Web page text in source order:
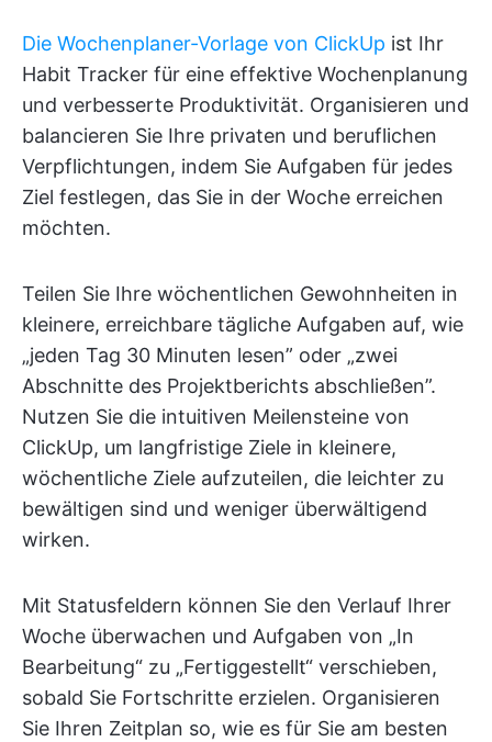
Die Wochenplaner-Vorlage von ClickUp ist Ihr
Habit Tracker für eine effektive Wochenplanung
und verbesserte Produktivität. Organisieren und
balancieren Sie Ihre privaten und beruflichen
Verpflichtungen, indem Sie Aufgaben für jedes
Ziel festlegen, das Sie in der Woche erreichen
möchten.
Teilen Sie Ihre wöchentlichen Gewohnheiten in
kleinere, erreichbare tägliche Aufgaben auf, wie
„jeden Tag 30 Minuten lesen” oder „zwei
Abschnitte des Projektberichts abschließen”.
Nutzen Sie die intuitiven Meilensteine von
ClickUp, um langfristige Ziele in kleinere,
wöchentliche Ziele aufzuteilen, die leichter zu
bewältigen sind und weniger überwältigend
wirken.
Mit Statusfeldern können Sie den Verlauf Ihrer
Woche überwachen und Aufgaben von „In
Bearbeitung“ zu „Fertiggestellt“ verschieben,
sobald Sie Fortschritte erzielen. Organisieren
Sie Ihren Zeitplan so, wie es für Sie am besten